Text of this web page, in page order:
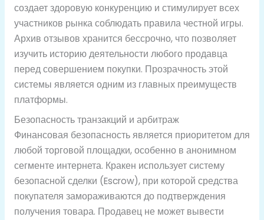
создает здоровую конкуренцию и стимулирует всех
участников рынка соблюдать правила честной игры.
Архив отзывов хранится бессрочно, что позволяет
изучить историю деятельности любого продавца
перед совершением покупки. Прозрачность этой
системы является одним из главных преимуществ
платформы.
Безопасность транзакций и арбитраж
Финансовая безопасность является приоритетом для
любой торговой площадки, особенно в анонимном
сегменте интернета. Кракен использует систему
безопасной сделки (Escrow), при которой средства
покупателя замораживаются до подтверждения
получения товара. Продавец не может вывести